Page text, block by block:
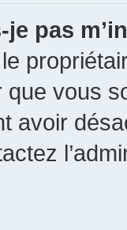
pas
que vous
avoir